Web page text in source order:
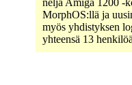
neljä Amiga 1200 -
MorphOS:llä ja
myös yhdistyksen
yhteensä 13